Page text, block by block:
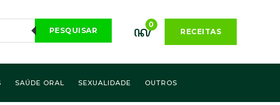
RECEITAS
0
PESQUISAR
SAÚDE ORAL SEXUALIDADE OUTROS